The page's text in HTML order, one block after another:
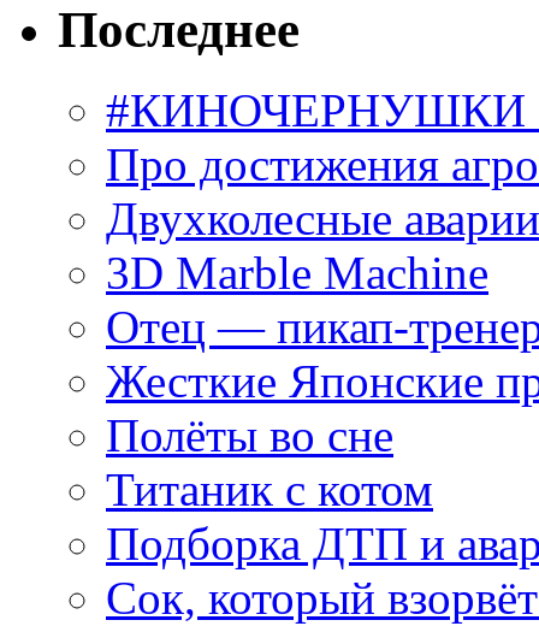
Последнее
#КИНОЧЕРНУШКИ
Про достижения
Двухколесные
3D Marble Machine
Отец — пикап-
Жесткие Японские
Полёты во сне
Титаник с котом
Подборка ДТП и
Сок, который